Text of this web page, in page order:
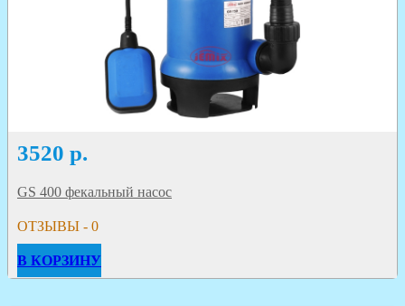
3520 р.
GS 400 фекальный насос
ОТЗЫВЫ - 0
В КОРЗИНУ